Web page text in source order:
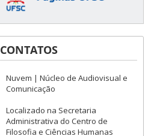
CONTATOS
Nuvem | Núcleo de Audiovisual e
Comunicação
Localizado na Secretaria
Administrativa do Centro de
Filosofia e Ciências Humanas